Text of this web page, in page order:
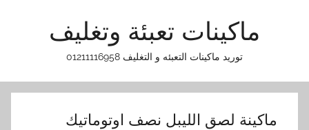
ماكينات تعبئة وتغليف
توريد ماكينات التعبئه و التغليف 01211116958
ماكينة لصق الليبل نصف اوتوماتيك